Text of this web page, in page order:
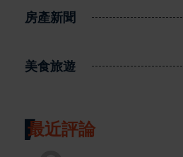
房產新聞
美食旅遊
最近評論